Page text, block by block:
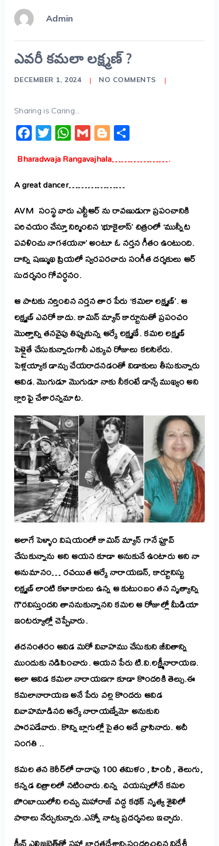
Admin
ఎవరీ కమలా లక్ష్మణ్ ?
DECEMBER 1, 2024 NO COMMENTS
Sharing is Caring...
Facebook
Twitter
WhatsApp
GmailBlogger
Share
Bharadwaja Rangavajhala……………….
A great dancer………………
AVM సంస్థ వారు ఎన్టీఆర్ ను రావణుడుగా ప్రపంచానికి
పరిచయం చేస్తూ నిర్మించిన ‘భూకైలాస్’ చిత్రంలో ‘మున్నీట
పవళించు నాగశయనా’ అంటూ ఓ నర్తన గీతం ఉంటుంది.
దాన్ని షణ్ముఖ ప్రియలో స్వరపరచారు సంగీత దర్శకులు ఆర్
సుదర్శనం గోవర్ధనం.
ఆ పాటకు నర్తించిన నర్తన తార పేరు ‘కమలా లక్ష్మణ్’. ఆ
లక్ష్మణ్ ఎవరో కాదు.కామన్ మ్యాన్ కార్టూనుతో ప్రపంచం
మొత్తాన్ని తనవైపు తిప్పుకున్న ఆర్కే లక్ష్మణే. కమల లక్ష్మణ్
పెళ్లైతే చేసుకున్నారుగానీ ఎక్కువ రోజులు కలసిలేరు.
పెళ్లయ్యాక డాన్సు చేయరాదనడంతో విడాకులు తీసుకున్నారు
ఆవిడ. మొగుడూ మొగుడూ నాకు నీకంటే డాన్సే ముఖ్యం అని
క్లారిఫై చేశారన్నమాట.
అలాగే పెళ్ళాం విషయంలో కామన్ మ్యాన్ గానే ప్రూవ్
చేసుకున్నాను అని ఆయన కూడా అనుకునే ఉంటారు అని నా
అనుమానం…రచయిత ఆర్కే నారాయణన్, కార్టూనిస్టు
లక్ష్మణ్ లాంటి కళాకారులు ఉన్న ఆ కుటుంబం తన నృత్యాన్ని
గౌరవిస్తుందని తాననుకున్నానని కమల ఆ రోజుల్లో మీడియా
ఇంటర్యూల్లో చెప్పేవారు.
తదనంతరం ఆవిడ మరో వివాహము చేసుకుని జీవితాన్ని
ముందుకు నడిపించారు. ఆయన పేరు టి.వి.లక్ష్మీనారాయణ.
అలా ఆవిడ కమలా నారాయణగా కూడా కొందరికి తెల్సు.ఈ
కమలానారాయణ అనే పేరు వల్ల కొందరు ఆవిడ
వివాహమాడినది ఆర్కే నారాయణ్నేమో అనుకుని
పొరపడేవారు. కొన్ని బ్లాగుల్లో సైతం అదే వ్రాసినారు. అదీ
సంగతి ..
కమల తన కెరీర్‌లో దాదాపు 100 తమిళం , హిందీ , తెలుగు,
కన్నడ చిత్రాలలో నటించారు.చిన్న వయస్సులోనే కమల
బొంబాయిలోని లచ్చు మహారాజ్ వద్ద కథక్ నృత్య శైలిలో
పాఠాలు నేర్చుకున్నారు.ఎన్నో నాట్య ప్రదర్శనలు ఇచ్చారు.